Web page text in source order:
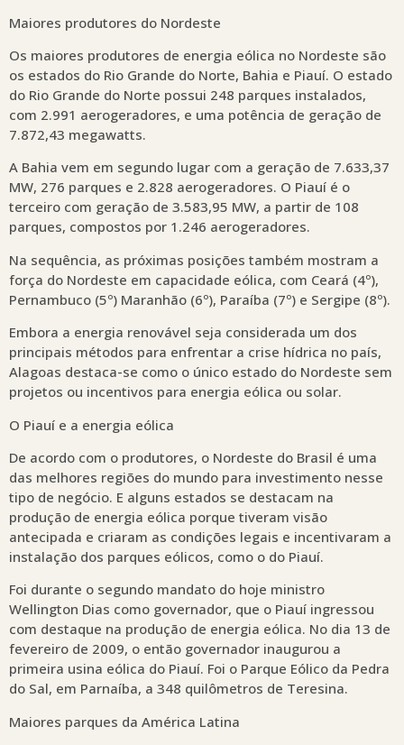
Maiores produtores do Nordeste
Os maiores produtores de energia eólica no Nordeste são
os estados do Rio Grande do Norte, Bahia e Piauí. O estado
do Rio Grande do Norte possui 248 parques instalados,
com 2.991 aerogeradores, e uma potência de geração de
7.872,43 megawatts.
A Bahia vem em segundo lugar com a geração de 7.633,37
MW, 276 parques e 2.828 aerogeradores. O Piauí é o
terceiro com geração de 3.583,95 MW, a partir de 108
parques, compostos por 1.246 aerogeradores.
Na sequência, as próximas posições também mostram a
força do Nordeste em capacidade eólica, com Ceará (4º),
Pernambuco (5º) Maranhão (6º), Paraíba (7º) e Sergipe (8º).
Embora a energia renovável seja considerada um dos
principais métodos para enfrentar a crise hídrica no país,
Alagoas destaca-se como o único estado do Nordeste sem
projetos ou incentivos para energia eólica ou solar.
O Piauí e a energia eólica
De acordo com o produtores, o Nordeste do Brasil é uma
das melhores regiões do mundo para investimento nesse
tipo de negócio. E alguns estados se destacam na
produção de energia eólica porque tiveram visão
antecipada e criaram as condições legais e incentivaram a
instalação dos parques eólicos, como o do Piauí.
Foi durante o segundo mandato do hoje ministro
Wellington Dias como governador, que o Piauí ingressou
com destaque na produção de energia eólica. No dia 13 de
fevereiro de 2009, o então governador inaugurou a
primeira usina eólica do Piauí. Foi o Parque Eólico da Pedra
do Sal, em Parnaíba, a 348 quilômetros de Teresina.
Maiores parques da América Latina